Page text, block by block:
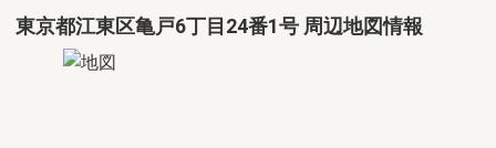
東京都江東区亀戸6丁目24番1号 周辺地図情報